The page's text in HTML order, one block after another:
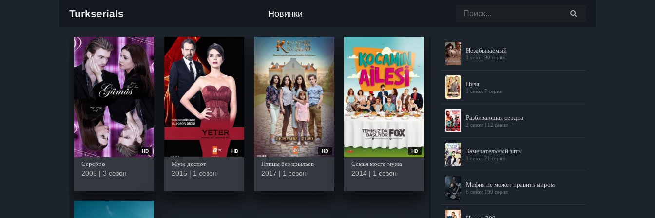
Turkserials Новинки
HD
Серебро
2005 | 3 сезон
HD
Муж-деспот
2015 | 1 сезон
HD
Птицы без крыльев
2017 | 1 сезон
HD
Семья моего мужа
2014 | 1 сезон
Незабываемый
1 сезон 90 серия
Пуля
1 сезон 7 серия
Разбивающая сердца
2 сезон 112 серия
Замечательный зять
1 сезон 21 серия
Мафия не может править миром
6 сезон 199 серия